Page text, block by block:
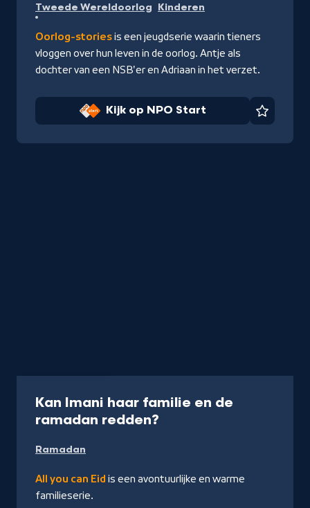
op
NPO
Start
Tweede Wereldoorlog Kinderen
Oorlog-storiesis een jeugdserie waarin tieners
vloggen over hun leven in de oorlog. Antje als
dochter van een NSB'er en Adriaan in het verzet.
Kijk op NPO Start
Kan Imani haar familie en de
ramadan redden?
NPO
Start
Ramadan
All you can Eid is een avontuurlijke en warme
familieserie.